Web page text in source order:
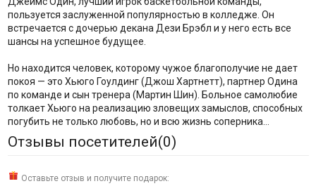
пользуется заслуженной популярностью в колледже. Он
встречается с дочерью декана Дези Брэбл и у него есть все
шансы на успешное будущее.
Но находится человек, которому чужое благополучие не дает
покоя — это Хьюго Гоулдинг (Джош Хартнетт), партнер Одина
по команде и сын тренера (Мартин Шин). Больное самолюбие
толкает Хьюго на реализацию зловещих замыслов, способных
погубить не только любовь, но и всю жизнь соперника…
Отзывы посетителей(0)
Оставьте отзыв и получите подарок: